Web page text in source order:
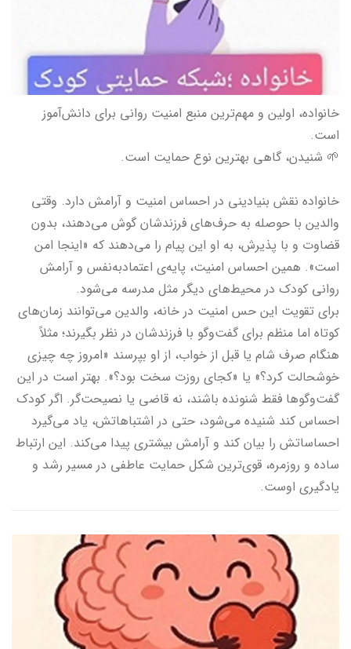
خانواده، اولین و مهم‌ترین منبع امنیت روانی برای دانش‌آموز
است.
🌱 شنیدن، گاهی بهترین نوع حمایت است.
خانواده نقش بنیادینی در احساس امنیت و آرامش دارد. وقتی
والدین با حوصله به حرف‌های فرزندشان گوش می‌دهند، بدون
قضاوت و با پذیرش، به او این پیام را می‌دهند که «اینجا امن
است». همین احساس امنیت، پایه‌ی اعتمادبه‌نفس و آرامش
روانی کودک در محیط‌های دیگر مثل مدرسه می‌شود.
برای تقویت این حس امنیت در خانه، والدین می‌توانند زمان‌های
کوتاه اما منظم برای گفت‌وگو با فرزندشان در نظر بگیرند؛ مثلاً
هنگام صرف شام یا قبل از خواب، از او بپرسند «امروز چه چیزی
خوشحالت کرد؟» یا «کجای روزت سخت بود؟». بهتر است در این
گفت‌وگوها فقط شنونده باشند، نه قاضی یا نصیحت‌گر. اگر کودک
احساس کند شنیده می‌شود، حتی در اشتباهاتش، یاد می‌گیرد
احساساتش را بیان کند و آرامش بیشتری پیدا می‌کند. این ارتباط
ساده و روزمره، قوی‌ترین شکل حمایت عاطفی در مسیر رشد و
یادگیری اوست.